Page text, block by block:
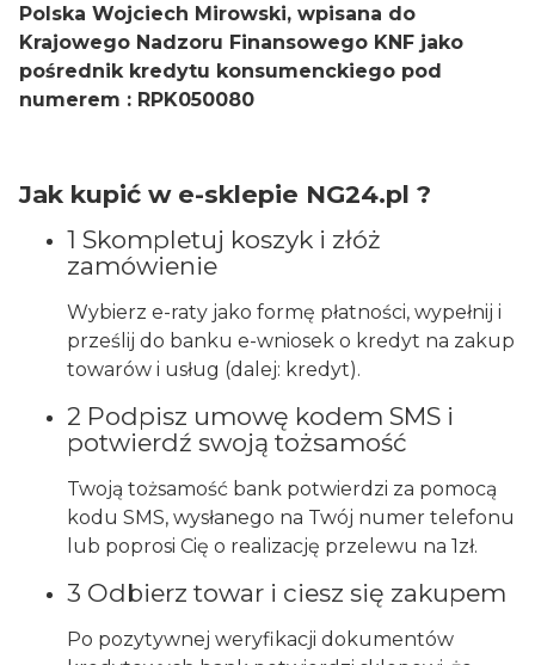
Polska Wojciech Mirowski, wpisana do
Krajowego Nadzoru Finansowego KNF jako
pośrednik kredytu konsumenckiego pod
numerem : RPK050080
Jak kupić w e-sklepie NG24.pl ?
1 Skompletuj koszyk i złóż
zamówienie
Wybierz e-raty jako formę płatności, wypełnij i
prześlij do banku e-wniosek o kredyt na zakup
towarów i usług (dalej: kredyt).
2 Podpisz umowę kodem SMS i
potwierdź swoją tożsamość
Twoją tożsamość bank potwierdzi za pomocą
kodu SMS, wysłanego na Twój numer telefonu
lub poprosi Cię o realizację przelewu na 1zł.
3 Odbierz towar i ciesz się zakupem
Po pozytywnej weryfikacji dokumentów